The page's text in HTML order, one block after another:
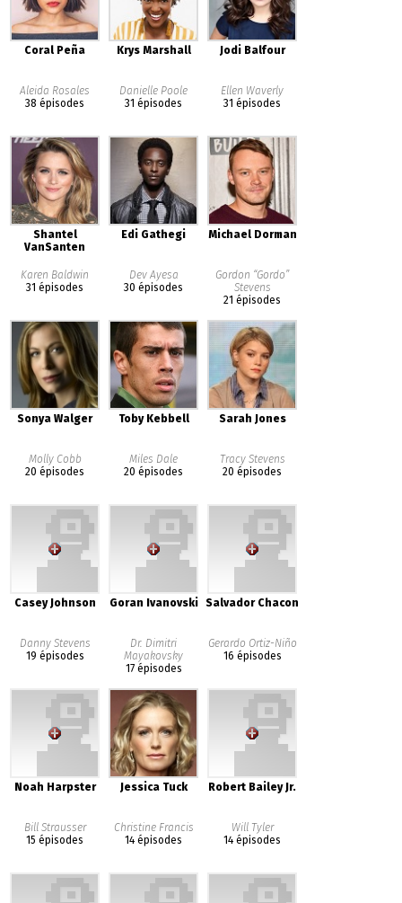
Coral Peña
Aleida Rosales
38 épisodes
Krys Marshall
Danielle Poole
31 épisodes
Jodi Balfour
Ellen Waverly
31 épisodes
Shantel
VanSanten
Karen Baldwin
31 épisodes
Edi Gathegi
Dev Ayesa
30 épisodes
Michael Dorman
Gordon “Gordo”
Stevens
21 épisodes
Sonya Walger
Molly Cobb
20 épisodes
Toby Kebbell
Miles Dale
20 épisodes
Sarah Jones
Tracy Stevens
20 épisodes
Casey Johnson
Danny Stevens
19 épisodes
Goran Ivanovski
Dr. Dimitri
Mayakovsky
17 épisodes
Salvador Chacon
Gerardo Ortiz-Niño
16 épisodes
Noah Harpster
Bill Strausser
15 épisodes
Jessica Tuck
Christine Francis
14 épisodes
Robert Bailey Jr.
Will Tyler
14 épisodes